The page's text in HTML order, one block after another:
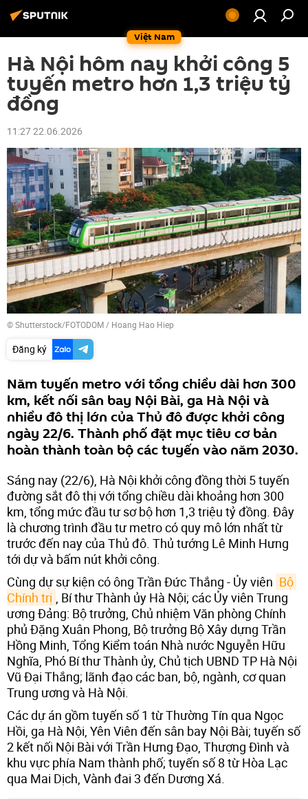
Việt Nam
Hà Nội hôm nay khởi công 5
tuyến metro hơn 1,3 triệu tỷ
đồng
11:27 22.06.2026
© Shutterstock/FOTODOM / Hoang Hao Hiep
Đăng ký
Năm tuyến metro với tổng chiều dài hơn 300
km, kết nối sân bay Nội Bài, ga Hà Nội và
nhiều đô thị lớn của Thủ đô được khởi công
ngày 22/6. Thành phố đặt mục tiêu cơ bản
hoàn thành toàn bộ các tuyến vào năm 2030.
Sáng nay (22/6), Hà Nội khởi công đồng thời 5 tuyến
đường sắt đô thị với tổng chiều dài khoảng hơn 300
km, tổng mức đầu tư sơ bộ hơn 1,3 triệu tỷ đồng. Đây
là chương trình đầu tư metro có quy mô lớn nhất từ
trước đến nay của Thủ đô. Thủ tướng Lê Minh Hưng
tới dự và bấm nút khởi công.
Cùng dự sự kiện có ông Trần Đức Thắng - Ủy viên Bộ
Chính trị
, Bí thư Thành ủy Hà Nội; các Ủy viên Trung
ương Đảng: Bộ trưởng, Chủ nhiệm Văn phòng Chính
phủ Đặng Xuân Phong, Bộ trưởng Bộ Xây dựng Trần
Hồng Minh, Tổng Kiểm toán Nhà nước Nguyễn Hữu
Nghĩa, Phó Bí thư Thành ủy, Chủ tịch UBND TP Hà Nội
Vũ Đại Thắng; lãnh đạo các ban, bộ, ngành, cơ quan
Trung ương và Hà Nội.
Các dự án gồm tuyến số 1 từ Thường Tín qua Ngọc
Hồi, ga Hà Nội, Yên Viên đến sân bay Nội Bài; tuyến số
2 kết nối Nội Bài với Trần Hưng Đạo, Thượng Đình và
khu vực phía Nam thành phố; tuyến số 8 từ Hòa Lạc
qua Mai Dịch, Vành đai 3 đến Dương Xá.